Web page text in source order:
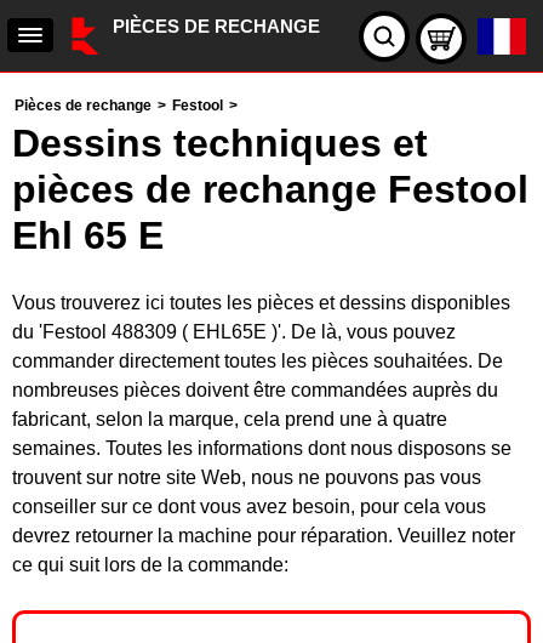
PIÈCES DE RECHANGE
Pièces de rechange > Festool >
Dessins techniques et
pièces de rechange Festool
Ehl 65 E
Vous trouverez ici toutes les pièces et dessins disponibles
du 'Festool 488309 ( EHL65E )'. De là, vous pouvez
commander directement toutes les pièces souhaitées. De
nombreuses pièces doivent être commandées auprès du
fabricant, selon la marque, cela prend une à quatre
semaines. Toutes les informations dont nous disposons se
trouvent sur notre site Web, nous ne pouvons pas vous
conseiller sur ce dont vous avez besoin, pour cela vous
devrez retourner la machine pour réparation. Veuillez noter
ce qui suit lors de la commande: